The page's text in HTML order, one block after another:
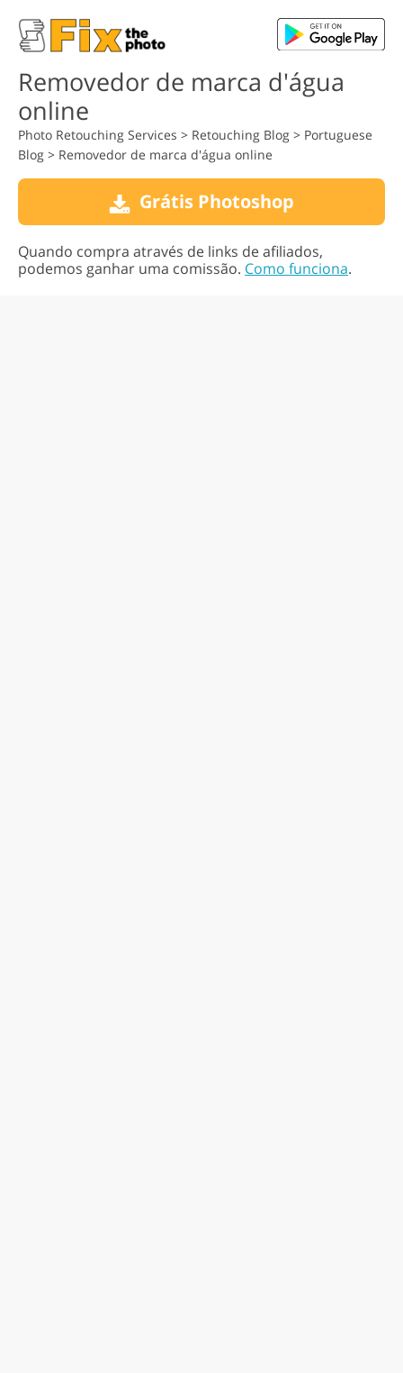
Removedor de marca d'água
online
Photo Retouching Services > Retouching Blog > Portuguese
Blog > Removedor de marca d'água online
Grátis Photoshop
Quando compra através de links de afiliados,
podemos ganhar uma comissão. Como funciona.